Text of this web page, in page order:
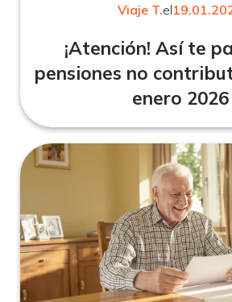
Viaje T.el
¡Atención! Así te
pensiones no
enero 2026